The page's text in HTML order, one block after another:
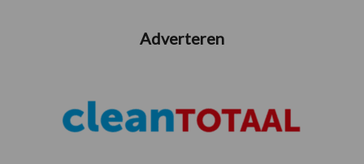
Adverteren